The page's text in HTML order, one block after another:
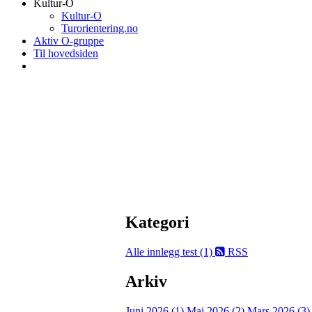
Kultur-O
Kultur-O
Turorientering.no
Aktiv O-gruppe
Til hovedsiden
Kategori
Alle innlegg test (1) RSS
Arkiv